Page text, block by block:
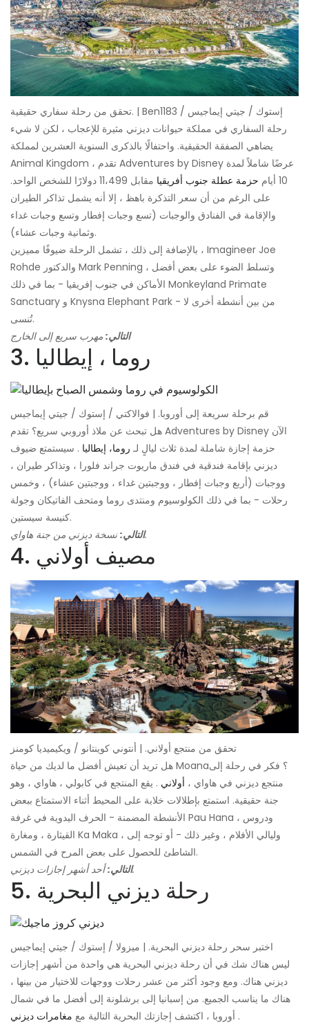
تحقق من رحلة سفاري حقيقية. | Ben1183 / إستوك / جيتي إيماجيس
رحلة السفاري في مملكة حيوانات ديزني مثيرة للإعجاب ، لكن لا شيء
يضاهي الصفقة الحقيقية. واحتفالًا بالذكرى السنوية العشرين لمملكة
Animal Kingdom ، تقدم Adventures by Disney عرضًا شاملاً لمدة
10 أيام
حزمة عطلة جنوب أفريقيا
مقابل 11،499 دولارًا للشخص الواحد.
على الرغم من أن سعر التذكرة باهظ ، إلا أنه يشمل تذاكر الطيران
والإقامة في الفنادق والوجبات (تسع وجبات إفطار وتسع وجبات غداء
وثمانية وجبات عشاء).
بالإضافة إلى ذلك ، تشمل الرحلة ضيوفًا مميزين ، Imagineer Joe
Rohde والدكتور Mark Penning ، وتسلط الضوء على بعض أفضل
الأماكن في جنوب إفريقيا - بما في ذلك Monkeyland Primate
Sanctuary و Knysna Elephant Park - من بين أنشطة أخرى لا
تُنسى.
التالي: مهرب سريع إلى الخارج
3. روما ، إيطاليا
قم برحلة سريعة إلى أوروبا. | فوالاكتي / إستوك / جيتي إيماجيس
هل تبحث عن ملاذ أوروبي سريع؟ تقدم Adventures by Disney الآن
حزمة إجازة شاملة لمدة ثلاث ليالٍ لـ روما، إيطاليا . سيستمتع ضيوف
ديزني بإقامة فندقية في فندق ماريوت جراند فلورا ، وتذاكر طيران ،
ووجبات (أربع وجبات إفطار ، ووجبتين غداء ، ووجبتين عشاء) ، وخمس
رحلات - بما في ذلك الكولوسيوم ومنتدى روما ومتحف الفاتيكان وجولة
كنيسة سيستين.
التالي:نسخة ديزني من جنة هاواي.
4. مصيف أولاني
تحقق من منتجع أولاني. | أنتوني كوينتانو / ويكيميديا ​​كومنز
هل تريد أن تعيش أفضل ما لديك من حياة Moana؟ فكر في رحلة إلى
منتجع ديزني في هاواي ، أولاني . يقع المنتجع في كابولي ، هاواي ، وهو
جنة حقيقية. استمتع بإطلالات خلابة على المحيط أثناء الاستمتاع ببعض
الأنشطة المضمنة - الحرف اليدوية في غرفة Pau Hana ، ودروس
القيثارة ، ومغارة Ka Maka ، وليالي الأفلام ، وغير ذلك - أو توجه إلى
الشاطئ للحصول على بعض المرح في الشمس.
التالي:أحد أشهر إجازات ديزني.
5. رحلة ديزني البحرية
اختبر سحر رحلة ديزني البحرية. | ميزولا / إستوك / جيتي إيماجيس
ليس هناك شك في أن رحلة ديزني البحرية هي واحدة من أشهر إجازات
ديزني هناك. ومع وجود أكثر من عشر رحلات ووجهات للاختيار من بينها ،
هناك ما يناسب الجميع. من إسبانيا إلى برشلونة إلى أفضل ما في شمال
أوروبا ، اكتشف إجازتك البحرية التالية مع مغامرات ديزني
.